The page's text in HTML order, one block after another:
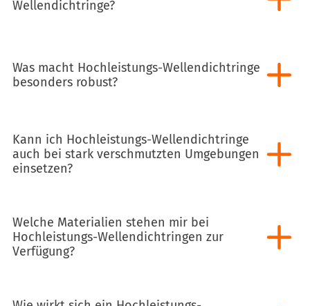
Wellendichtringe?
Was macht Hochleistungs-Wellendichtringe
besonders robust?
Kann ich Hochleistungs-Wellendichtringe
auch bei stark verschmutzten Umgebungen
einsetzen?
Welche Materialien stehen mir bei
Hochleistungs-Wellendichtringen zur
Verfügung?